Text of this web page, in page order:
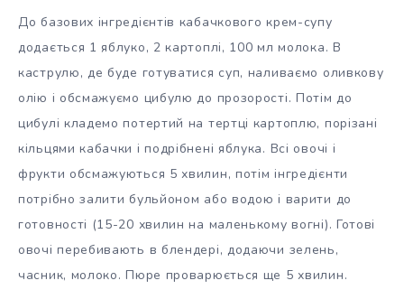
До базових інгредієнтів кабачкового крем-супу
додається 1 яблуко, 2 картоплі, 100 мл молока. В
каструлю, де буде готуватися суп, наливаємо оливкову
олію і обсмажуємо цибулю до прозорості. Потім до
цибулі кладемо потертий на тертці картоплю, порізані
кільцями кабачки і подрібнені яблука. Всі овочі і
фрукти обсмажуються 5 хвилин, потім інгредієнти
потрібно залити бульйоном або водою і варити до
готовності (15-20 хвилин на маленькому вогні). Готові
овочі перебивають в блендері, додаючи зелень,
часник, молоко. Пюре проварюється ще 5 хвилин.